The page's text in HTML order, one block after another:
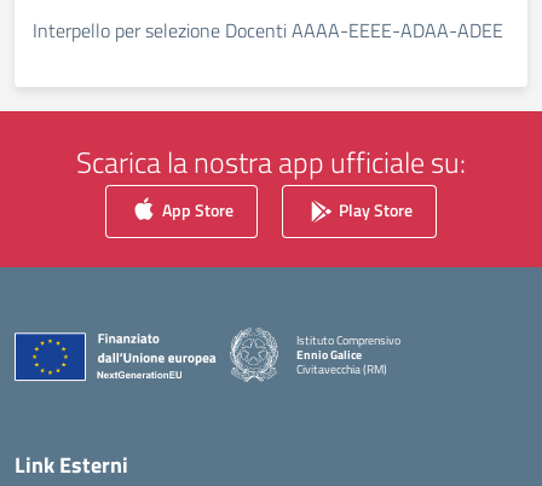
Interpello per selezione Docenti AAAA-EEEE-ADAA-ADEE
Scarica la nostra app ufficiale su:
App Store Play Store
Istituto Comprensivo
Ennio Galice
Civitavecchia (RM)
Link Esterni